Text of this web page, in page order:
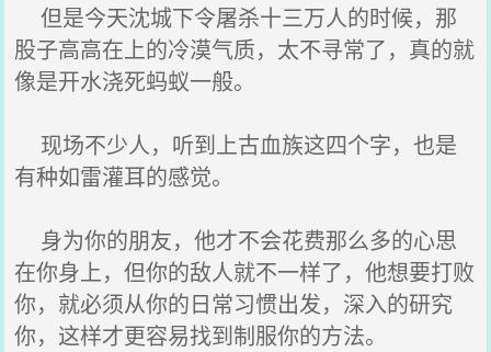
但是今天沈城下令屠杀十三万人的时候，那
股子高高在上的冷漠气质，太不寻常了，真的就
像是开水浇死蚂蚁一般。
现场不少人，听到上古血族这四个字，也是
有种如雷灌耳的感觉。
身为你的朋友，他才不会花费那么多的心思
在你身上，但你的敌人就不一样了，他想要打败
你，就必须从你的日常习惯出发，深入的研究
你，这样才更容易找到制服你的方法。